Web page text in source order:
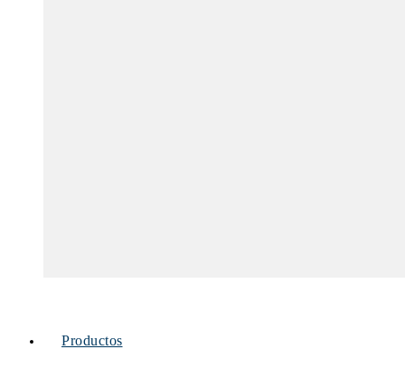
Productos